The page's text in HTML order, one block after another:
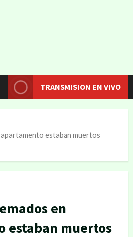
TRANSMISION EN VIVO
apartamento estaban muertos
en
estaban muertos